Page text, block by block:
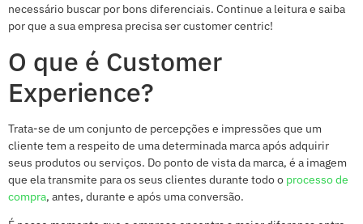
necessário buscar por bons diferenciais. Continue a leitura e saiba
por que a sua empresa precisa ser customer centric!
O que é Customer
Experience?
Trata-se de um conjunto de percepções e impressões que um
cliente tem a respeito de uma determinada marca após adquirir
seus produtos ou serviços. Do ponto de vista da marca, é a imagem
que ela transmite para os seus clientes durante todo o processo de
compra, antes, durante e após uma conversão.